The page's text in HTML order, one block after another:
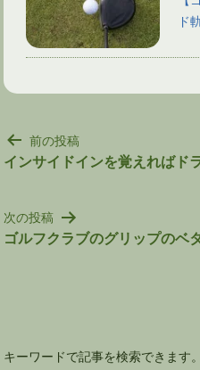
ド
投
稿
ゲ
ー
前の投稿
インサイドインを覚えればド
次の投稿
ゴルフクラブのグリップのベ
キーワードで記事を検索できます。